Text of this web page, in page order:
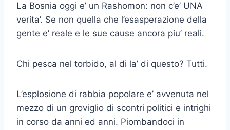
La Bosnia oggi e’ un Rashomon: non c’e’ UNA
verita’. Se non quella che l’esasperazione della
gente e’ reale e le sue cause ancora piu’ reali.
Chi pesca nel torbido, al di la’ di questo? Tutti.
L’esplosione di rabbia popolare e’ avvenuta nel
mezzo di un groviglio di scontri politici e intrighi
in corso da anni ed anni. Piombandoci in